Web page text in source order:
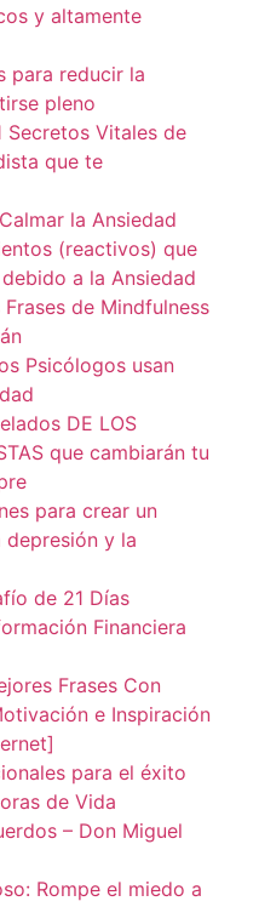
y altamente
para reducir la
pleno
Secretos Vitales de
que te
la Ansiedad
(reactivos) que
a la Ansiedad
de Mindfulness
Psicólogos usan
DE LOS
que cambiarán tu
para crear un
y la
de 21 Días
Financiera
Frases Con
e Inspiración
para el éxito
de Vida
– Don Miguel
Rompe el miedo a